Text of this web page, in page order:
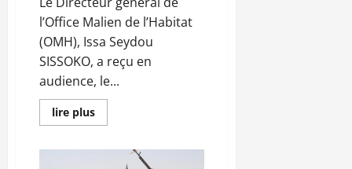
l’Office Malien de l’Habitat
(OMH), Issa Seydou
SISSOKO, a reçu en
audience, le...
lire plusEn
savoir